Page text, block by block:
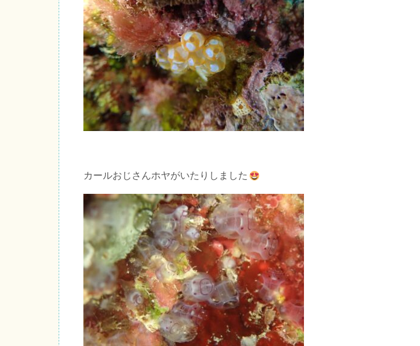
カールおじさんホヤがいたりしました